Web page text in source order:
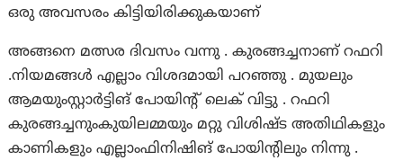
ഒരു അവസരം കിട്ടിയിരിക്കുകയാണ്‌
അങ്ങനെ മത്സര ദിവസം വന്നു . കുരങ്ങച്ചനാണ് റഫറി
.നിയമങ്ങൾ എല്ലാം വിശദമായി പറഞ്ഞു . മുയലും
ആമയുംസ്റ്റാർട്ടിങ് പോയിന്റ് ലെക് വിട്ടു . റഫറി
കുരങ്ങച്ചനുംകുയിലമ്മയും മറ്റു വിശിഷ്ട അതിഥികളും
കാണികളും എല്ലാംഫിനിഷിങ് പോയിന്റിലും നിന്നു .